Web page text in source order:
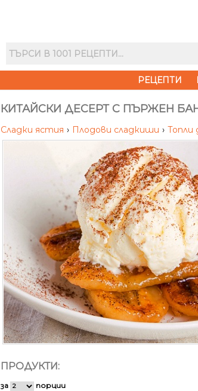
РЕЦЕПТИ
КИТАЙСКИ ДЕСЕРТ С ПЪРЖЕН
Сладки ястия › Плодови сладкиши › Топли
ПРОДУКТИ:
за порции